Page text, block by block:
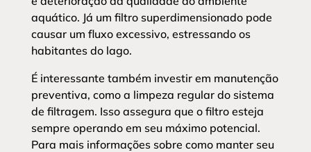
aquático. Já um filtro superdimensionado pode
causar um fluxo excessivo, estressando os
habitantes do lago.
É interessante também investir em manutenção
preventiva, como a limpeza regular do sistema
de filtragem. Isso assegura que o filtro esteja
sempre operando em seu máximo potencial.
Para mais informações sobre como manter seu